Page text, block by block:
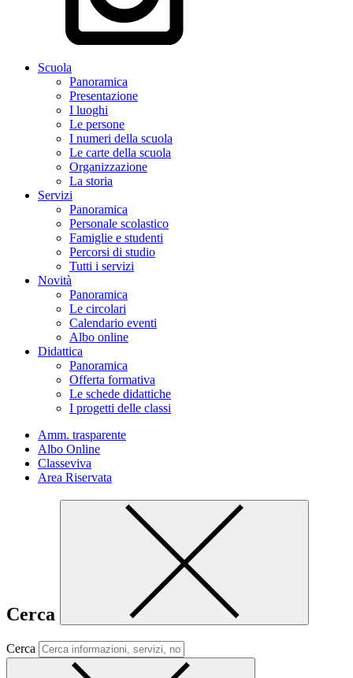
Scuola
Panoramica
Presentazione
I luoghi
Le persone
I numeri della scuola
Le carte della scuola
Organizzazione
La storia
Servizi
Panoramica
Personale scolastico
Famiglie e studenti
Percorsi di studio
Tutti i servizi
Novità
Panoramica
Le circolari
Calendario eventi
Albo online
Didattica
Panoramica
Offerta formativa
Le schede didattiche
I progetti delle classi
Amm. trasparente
Albo Online
Classeviva
Area Riservata
Cerca
Cerca